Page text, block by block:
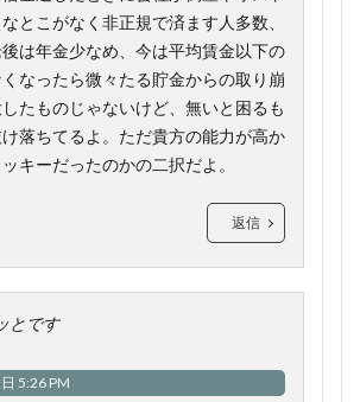
とこがなく非正規で済ます人多数、
は年金少なめ、今は平均賃金以下の
なったら微々たる貯金からの取り崩
たものじゃないけど、無いと困るも
落ちてるよ。ただ貴方の能力が高か
キーだったのかの二択だよ。
返信
とです
5:26 PM